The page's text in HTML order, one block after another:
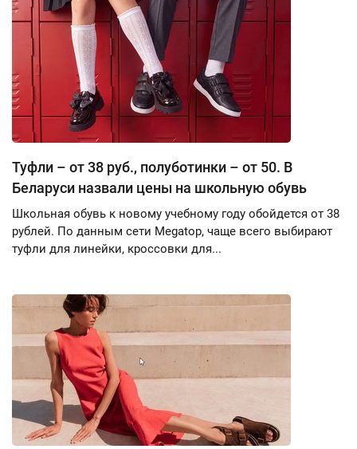
Туфли – от 38 руб., полуботинки – от 50. В
Беларуси назвали цены на школьную обувь
Школьная обувь к новому учебному году обойдется от 38
рублей. По данным сети Megatop, чаще всего выбирают
туфли для линейки, кроссовки для...